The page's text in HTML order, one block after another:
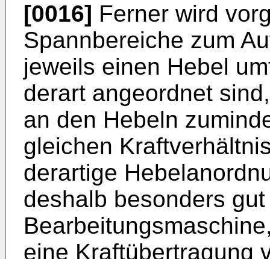
[0016] Ferner wird
Spannbereiche zum
jeweils einen Hebel
derart angeordnet
an den Hebeln
gleichen
derartige
deshalb besonders
eine Kraftübertragung